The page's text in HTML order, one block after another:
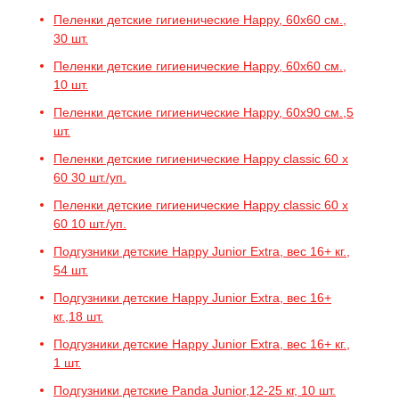
Пеленки детские гигиенические Happy, 60x60 см.,
30 шт.
Пеленки детские гигиенические Happy, 60x60 см.,
10 шт.
Пеленки детские гигиенические Happy, 60x90 см.,5
шт.
Пеленки детские гигиенические Happy classic 60 х
60 30 шт./уп.
Пеленки детские гигиенические Happy classic 60 х
60 10 шт./уп.
Подгузники детские Happy Junior Extra, вес 16+ кг.,
54 шт.
Подгузники детские Happy Junior Extra, вес 16+
кг.,18 шт.
Подгузники детские Happy Junior Extra, вес 16+ кг.,
1 шт.
Подгузники детские Panda Junior,12-25 кг, 10 шт.